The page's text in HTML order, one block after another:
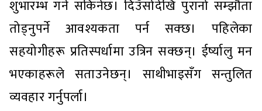
शुभारम्भ गर्न सकिनेछ। दिउँसोदेखि पुरानो सम्झौता
तोड्नुपर्ने आवश्यकता पर्न सक्छ। पहिलेका
सहयोगीहरू प्रतिस्पर्धामा उत्रिन सक्छन्। ईर्ष्यालु मन
भएकाहरूले सताउनेछन्। साथीभाइसँग सन्तुलित
व्यवहार गर्नुपर्ला।